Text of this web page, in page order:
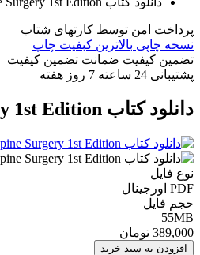
پرداخت امن توسط کارتهای شتاب
نسخه چاپی بالاترین کبفیت چاپ
تضمین کیفیت ضمانت تضمین کیفیت
پشتیبانی 24 ساعته 7 روز هفته
دانلود کتاب ASSI Operation Theater Manual for Spine Surgery 1st Edition
نوع فایل
PDF اورجينال
حجم فایل
55MB
389,000 تومان
افزودن به سبد خرید